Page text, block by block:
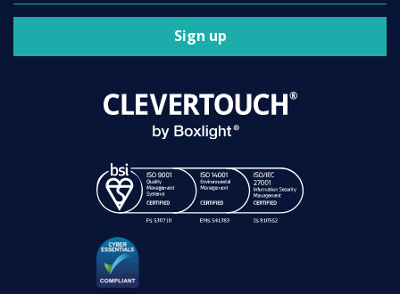
Sign up